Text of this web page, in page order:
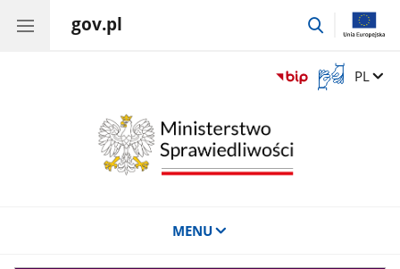
gov.pl
przejdź
Otwórz
okno
Zmień
PL
MENU